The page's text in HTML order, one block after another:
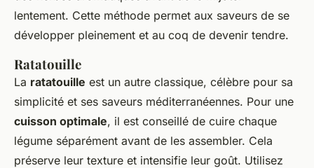
lentement. Cette méthode permet aux saveurs de se
développer pleinement et au coq de devenir tendre.
Ratatouille
La ratatouille est un autre classique, célèbre pour sa
simplicité et ses saveurs méditerranéennes. Pour une
cuisson optimale, il est conseillé de cuire chaque
légume séparément avant de les assembler. Cela
préserve leur texture et intensifie leur goût. Utilisez